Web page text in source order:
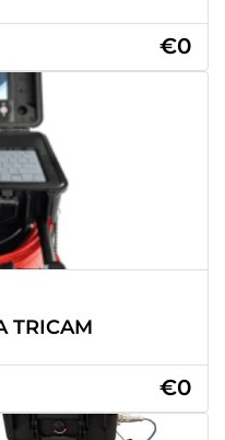
€0
TRICAM
€0